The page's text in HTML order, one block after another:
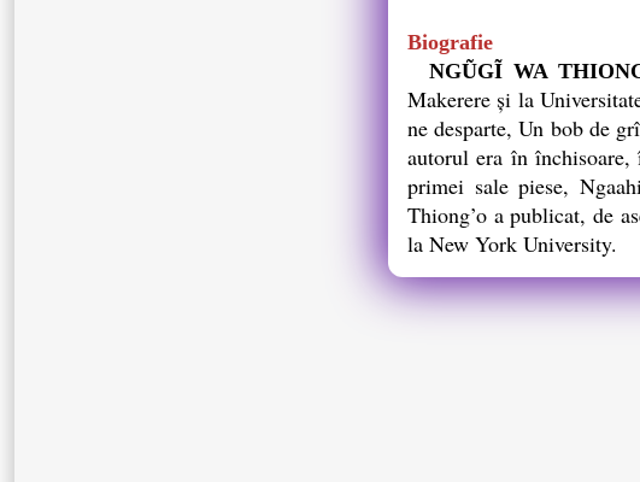
Biografie
NGŨGĨ WA
Makerere şi la
ne desparte, Un bob de
autorul era în
primei sale piese,
Thiong’o a publicat, de
la New York University.